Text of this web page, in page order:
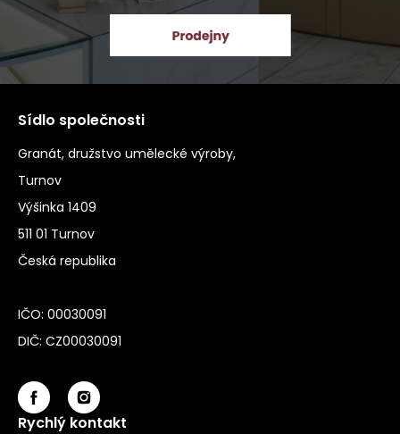
Sídlo společnosti
Granát, družstvo umělecké výroby,
Turnov
Výšinka 1409
511 01 Turnov
Česká republika
IČO: 00030091
DIČ: CZ00030091
Rychlý kontakt